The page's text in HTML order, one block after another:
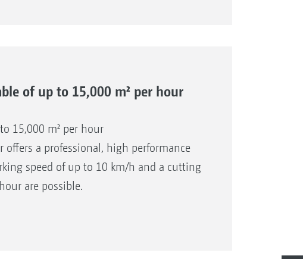
of up to 15,000 m² per hour
15,000 m² per hour
a professional, high performance
speed of up to 10 km/h and a cutting
are possible.